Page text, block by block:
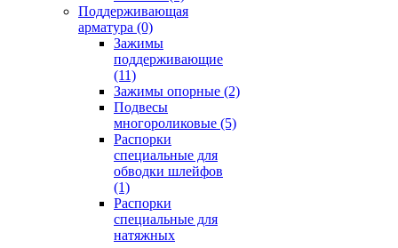
Поддерживающая
арматура (0)
Зажимы
поддерживающие
(11)
Зажимы опорные (2)
Подвесы
многороликовые (5)
Распорки
специальные для
обводки шлейфов
(1)
Распорки
специальные для
натяжных